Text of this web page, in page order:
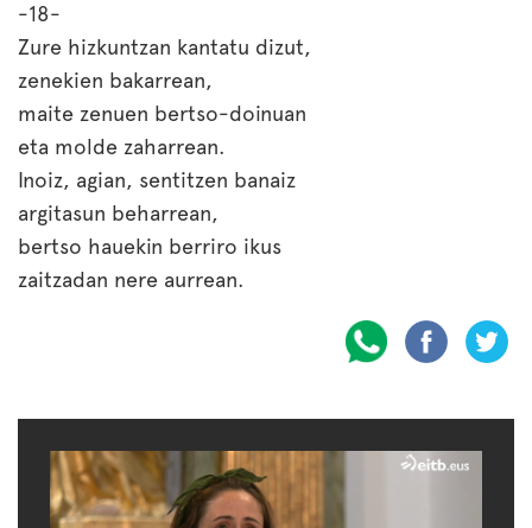
-18-
Zure hizkuntzan kantatu dizut,
zenekien bakarrean,
maite zenuen bertso-doinuan
eta molde zaharrean.
Inoiz, agian, sentitzen banaiz
argitasun beharrean,
bertso hauekin berriro ikus
zaitzadan nere aurrean.